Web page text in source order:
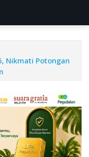
Nikmati Potongan